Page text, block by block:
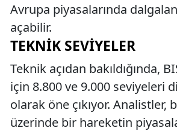
Avrupa piyasalarında
açabilir.
TEKNIK SEVIYELER
Teknik açıdan bakıldığında,
için 8.800 ve 9.000 seviyeleri
olarak öne çıkıyor. Analistler,
üzerinde bir hareketin